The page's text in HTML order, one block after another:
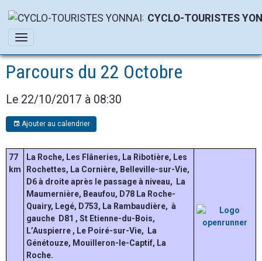
CYCLO-TOURISTES
Parcours du 22 Octobre
Le 22/10/2017 à 08:30
Ajouter au calendrier
77
km
La Roche, Les Flâneries, La Ribotière, Les
Rochettes, La Cornière, Belleville-sur-Vie,
D6 à droite après le passage à niveau, La
Maumernière, Beaufou, D78 La Roche-
Quairy, Legé, D753, La Rambaudière, à
gauche D81 , St Etienne-du-Bois,
L’Auspierre , Le Poiré-sur-Vie, La
Génétouze, Mouilleron-le-Captif, La
Roche.